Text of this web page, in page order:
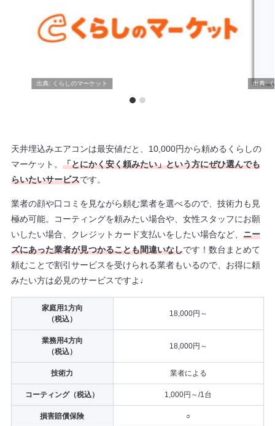
くらしのマーケット
天井埋込みエアコンは最安値だと、10,000円から頼めるくらしの
マーケット。 「とにかく安く頼みたい」という方にぜひ選んでも
らいたいサービスです。
業者の顔や口コミを見ながら頼む業者を選べるので、技術力も見
極め可能。コーティングを頼みたい場合や、女性スタッフにお願
いしたい場合、クレジットカード支払いをしたい場合など、 ニー
ズにあった業者が見つかることも間違いなしです！数台まとめて
頼むことで割引サービスを受けられる業者もいるので、お得に頼
みたい方は必見のサービスですよ♩
家庭用1方向
（税込）
18,000円～
業務用4方向
（税込）
18,000円～
技術力 業者による
コーティング（税込） 1,000円～/1台
損害賠償保険 ○